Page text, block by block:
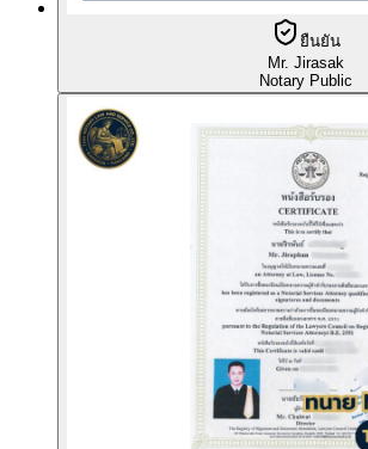
ยืนยัน
Mr. Jirasak
Notary Public